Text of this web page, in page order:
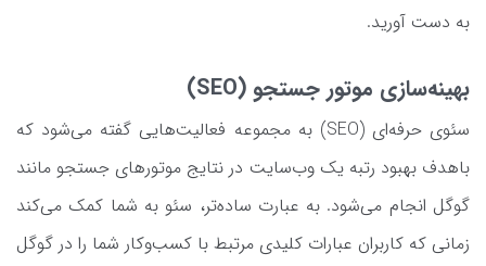
به دست آورید.
بهینه‌سازی موتور جستجو (SEO)
سئوی حرفه‌ای (SEO) به مجموعه فعالیت‌هایی گفته می‌شود که
باهدف بهبود رتبه یک وب‌سایت در نتایج موتورهای جستجو مانند
گوگل انجام می‌شود. به عبارت ساده‌تر، سئو به شما کمک می‌کند
زمانی که کاربران عبارات کلیدی مرتبط با کسب‌وکار شما را در گوگل